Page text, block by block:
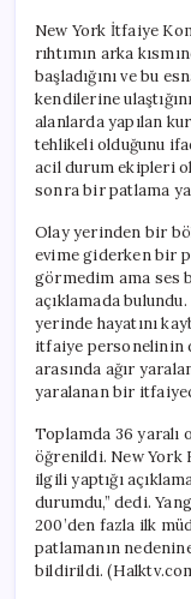
New York İtfaiye
rıhtımın arka
başladığını ve bu
kendilerine
alanlarda yapılan
tehlikeli olduğunu
acil durum ekipleri
sonra bir patlama
Olay yerinden bir
evime giderken bir
görmedim ama ses
açıklamada
yerinde hayatını
itfaiye personelinin
arasında ağır
yaralanan bir
Toplamda 36 yaralı
öğrenildi. New York
ilgili yaptığı
durumdu,” dedi.
200’den fazla ilk
patlamanın
bildirildi.